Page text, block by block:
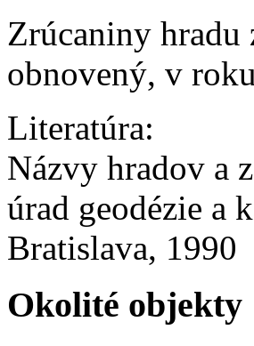
Zrúcaniny hradu
obnovený, v
Literatúra:
Názvy hradov a
úrad geodézie a
Bratislava, 1990
Okolité objekty